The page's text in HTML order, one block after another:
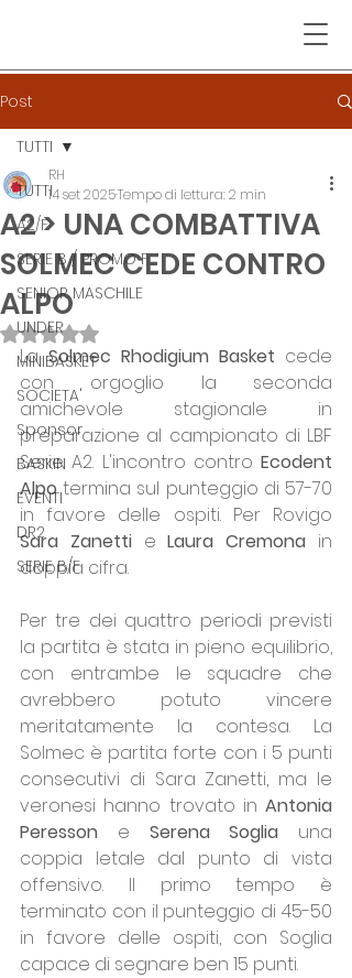
Post
TUTTI
A2/F
SERIE B / PROMO F
SENIOR MASCHILE
UNDER
MINIBASKET
SOCIETA'
Sponsor
BASKIN
EVENTI
DR2
SERIE B/F
TUTTI
A2 > UNA COMBATTIVA
SOLMEC CEDE CONTRO
ALPO
RH
14 set 2025Tempo di lettura: 2 min
Valutazione NaN stelle su 5.
La Solmec Rhodigium Basket cede
con orgoglio la seconda
amichevole stagionale in
preparazione al campionato di LBF
Serie A2. L'incontro contro Ecodent
Alpo termina sul punteggio di 57-70
Sara Zanetti e Laura Cremona in
doppia cifra.
Per tre dei quattro periodi previsti
la partita è stata in pieno equilibrio,
con entrambe le squadre che
avrebbero potuto vincere
meritatamente la contesa. La
Solmec è partita forte con i 5 punti
consecutivi di Sara Zanetti, ma le
veronesi hanno trovato in Antonia
Peresson e Serena Soglia una
coppia letale dal punto di vista
offensivo. Il primo tempo è
terminato con il punteggio di 45-50
in favore delle ospiti, con Soglia
capace di segnare ben 15 punti.